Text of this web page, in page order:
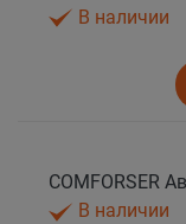
В наличии
В наличии